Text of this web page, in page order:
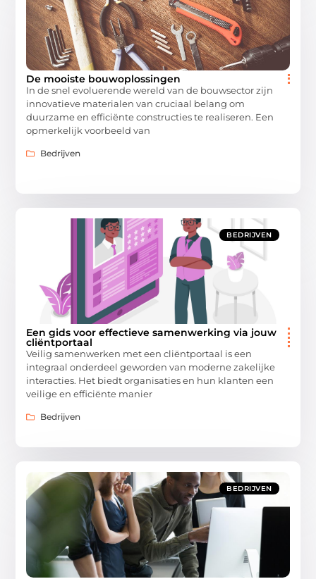
De mooiste bouwoplossingen
In de snel evoluerende wereld van de bouwsector zijn
innovatieve materialen van cruciaal belang om
duurzame en efficiënte constructies te realiseren. Een
opmerkelijk voorbeeld van
Bedrijven
BEDRIJVEN
Een gids voor effectieve samenwerking via jouw
cliëntportaal
Veilig samenwerken met een cliëntportaal is een
integraal onderdeel geworden van moderne zakelijke
interacties. Het biedt organisaties en hun klanten een
veilige en efficiënte manier
Bedrijven
BEDRIJVEN